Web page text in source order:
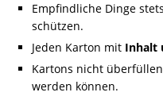
Empfindliche Dinge
schützen.
Jeden Karton mit Inhalt
Kartons nicht
werden können.